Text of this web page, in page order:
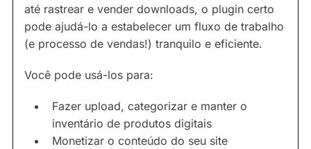
até rastrear e vender downloads, o plugin certo
pode ajudá-lo a estabelecer um fluxo de trabalho
(e processo de vendas!) tranquilo e eficiente.
Você pode usá-los para:
Fazer upload, categorizar e manter o
inventário de produtos digitais
Monetizar o conteúdo do seu site